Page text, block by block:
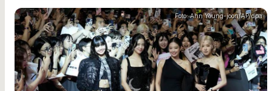
Foto: Ahn Young-joon/AP/dpa